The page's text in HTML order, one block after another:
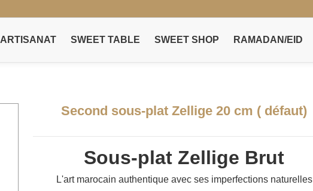
ARTISANAT SWEET TABLE SWEET SHOP
RAMADAN/EID
Second sous-plat Zellige 20 cm ( défaut)
Sous-plat Zellige Brut
L'art marocain authentique avec ses imperfections naturelles